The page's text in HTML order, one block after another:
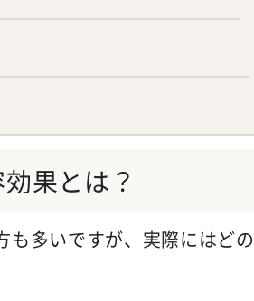
果とは？
も多いですが、実際にはどの